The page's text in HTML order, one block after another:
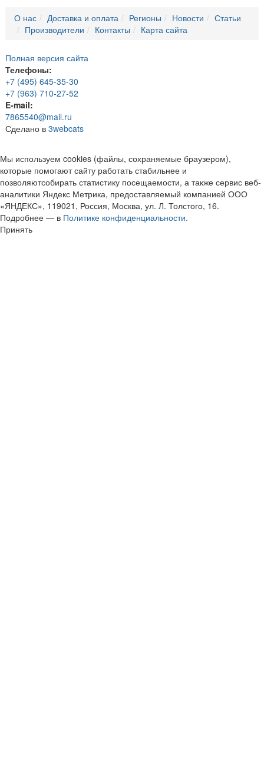
О нас Доставка и оплата Регионы Новости
Статьи
Производители
Контакты Карта сайта
Полная версия сайта
Телефоны:
+7 (495) 645-35-30
+7 (963) 710-27-52
E-mail:
7865540@mail.ru
Сделано в 3webcats
Мы используем cookies (файлы, сохраняемые браузером),
которые помогают сайту работать стабильнее и
позволяютсобирать статистику посещаемости, а также сервис веб-
аналитики Яндекс Метрика, предоставляемый компанией ООО
«ЯНДЕКС», 119021, Россия, Москва, ул. Л. Толстого, 16.
Подробнее — в Политике конфиденциальности.
Принять